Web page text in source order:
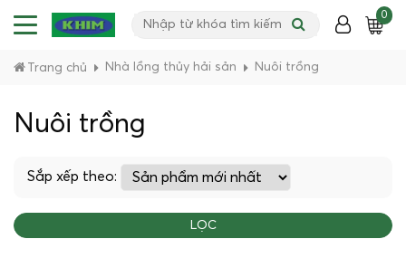
0
Trang chủ Nhà lồng thủy hải sản Nuôi trồng
Nuôi trồng
Sắp xếp theo:
LỌC